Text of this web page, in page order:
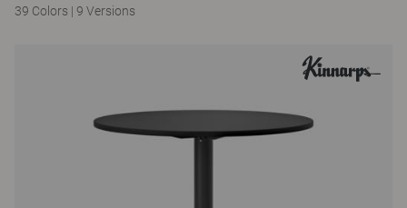
39 Colors | 9 Versions